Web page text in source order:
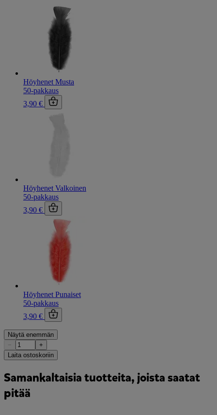
Höyhenet Musta
50-pakkaus
3,90 €
Höyhenet Valkoinen
50-pakkaus
3,90 €
Höyhenet Punaiset
50-pakkaus
3,90 €
Näytä enemmän
−
+
Laita ostoskoriin
Samankaltaisia tuotteita, joista saatat
pitää